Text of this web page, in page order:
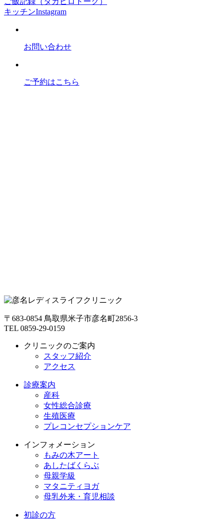
キッチンInstagram
お問い合わせ
ご予約はこちら
〒683-0854 鳥取県米子市彦名町2856-3
TEL 0859-29-0159
クリニックのご案内
スタッフ紹介
アクセス
診療案内
産科
女性総合診療
生殖医療
プレコンセプションケア
インフォメーション
もみの木アート
あしたばくらぶ
母親学級
マタニティヨガ
母乳外来・育児相談
初診の方